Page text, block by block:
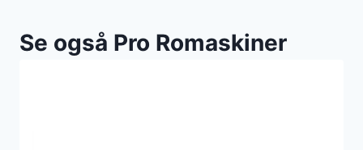
Se også Pro Romaskiner